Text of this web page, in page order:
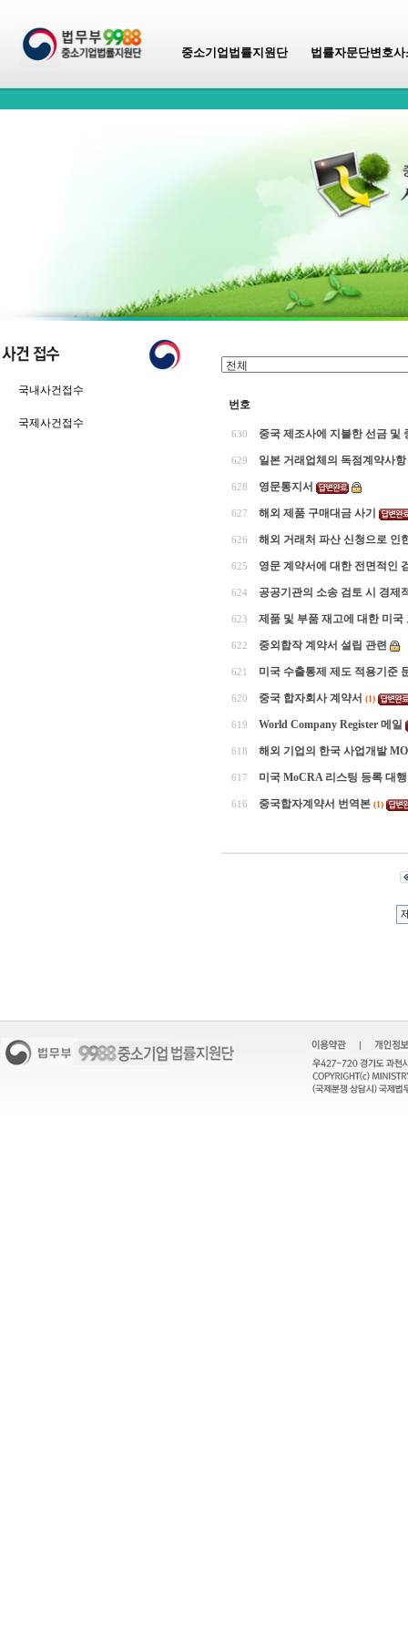
중소기업법률지원단 법률자문단변호사
국내사건접수
국제사건접수
번호
630 중국 제조사에 지불한 선금
629 일본 거래업체의 독점계약사
628 영문통지서
627 해외 제품 구매대금 사기
626 해외 거래처 파산 신청으로 인
625 영문 계약서에 대한 전면적인
624 공공기관의 소송 검토 시 경제
623 제품 및 부품 재고에 대한 미국
622 중외합작 계약서 설립 관련
621 미국 수출통제 제도 적용기준
620 중국 합자회사 계약서 (1)
619 World Company Register 메일
618 해외 기업의 한국 사업개발
617 미국 MoCRA 리스팅 등록 대
616 중국합자계약서 번역본 (1)